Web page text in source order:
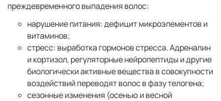
преждевременного выпадения волос:
нарушение питания: дефицит микроэлементов и
витаминов;
стресс: выработка гормонов стресса. Адреналин
и кортизол, регуляторные нейропептиды и другие
биологически активные вещества в совокупности
воздействий переводят волос в фазу телогена;
сезонные изменения (осенью и весной